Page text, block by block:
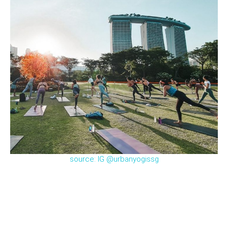
source: IG @urbanyogissg